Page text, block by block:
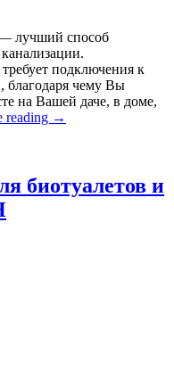
лучший способ
подключения к
благодаря чему Вы
на Вашей даче, в доме,
reading →
биотуалетов и